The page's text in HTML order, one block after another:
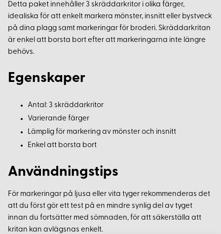
Detta paket innehåller 3 skräddarkritor i olika färger,
idealiska för att enkelt markera mönster, insnitt eller bystveck
på dina plagg samt markeringar för broderi. Skräddarkritan
är enkel att borsta bort efter att markeringarna inte längre
behövs.
Egenskaper
Antal: 3 skräddarkritor
Varierande färger
Lämplig för markering av mönster och insnitt
Enkel att borsta bort
Användningstips
För markeringar på ljusa eller vita tyger rekommenderas det
att du först gör ett test på en mindre synlig del av tyget
innan du fortsätter med sömnaden, för att säkerställa att
kritan kan avlägsnas enkelt.